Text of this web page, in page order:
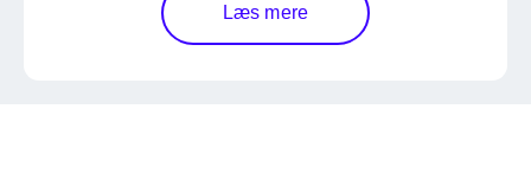
Læs mere